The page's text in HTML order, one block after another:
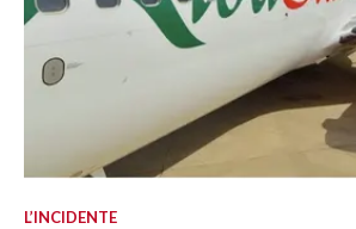
L’INCIDENTE